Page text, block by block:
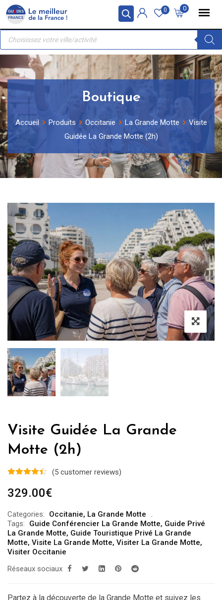
Panneau de gestion des cookies
Skip
content
0
0
Recherche
produits
Boutique
Accueil Produits Occitanie La Grande Motte
Visite
Guidée La Grande Motte (2h)
Visite Guidée La Grande
Motte (2h)
(5 customer reviews)
329.00€
Categories: Occitanie, La Grande Motte
Tags:
Guide Conférencier La Grande Motte, Guide Privé
La Grande Motte, Guide Touristique Privé La Grande
Motte, Visite La Grande Motte, Visiter La Grande Motte,
Visiter Occitanie
Réseaux sociaux
Partez à la découverte de la Grande Motte et suivez les